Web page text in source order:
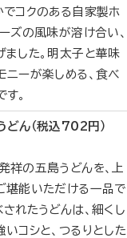
でコクのある自家製ホ
ズの風味が溶け合い、
ました。明太子と華味
ニーが楽しめる、食べ
。
どん（税込702円）
祥の五島うどんを、上
堪能いただける一品で
れたうどんは、細くし
コシと、つるりとした